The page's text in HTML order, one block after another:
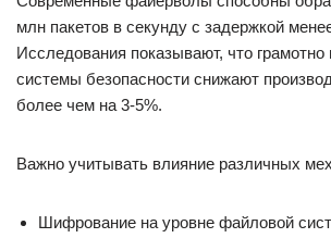
млн пакетов в секунду с задержкой
Исследования показывают, что грамотно
системы безопасности снижают
более чем на 3-5%.
Важно учитывать влияние различных
Шифрование на уровне файловой